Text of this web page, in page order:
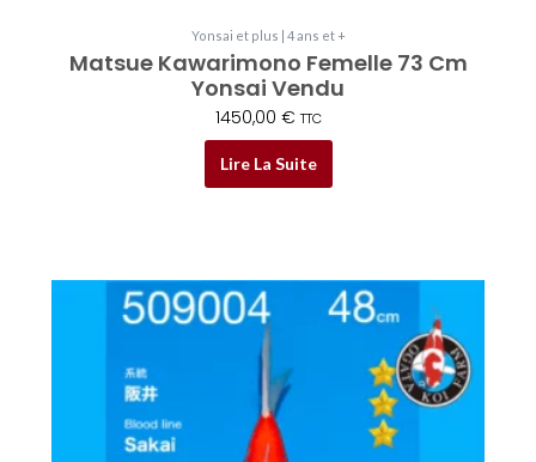
Yonsai et plus | 4 ans et +
Matsue Kawarimono Femelle 73 Cm
Yonsai Vendu
1450,00 € TTC
Lire La Suite